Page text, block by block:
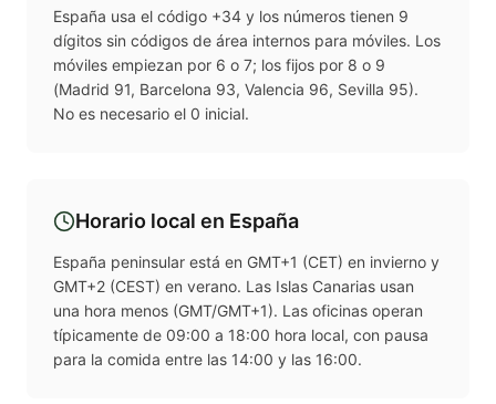
España usa el código +34 y los números tienen 9
dígitos sin códigos de área internos para móviles. Los
móviles empiezan por 6 o 7; los fijos por 8 o 9
(Madrid 91, Barcelona 93, Valencia 96, Sevilla 95).
No es necesario el 0 inicial.
Horario local en España
España peninsular está en GMT+1 (CET) en invierno y
GMT+2 (CEST) en verano. Las Islas Canarias usan
una hora menos (GMT/GMT+1). Las oficinas operan
típicamente de 09:00 a 18:00 hora local, con pausa
para la comida entre las 14:00 y las 16:00.